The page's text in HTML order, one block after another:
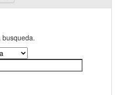
busqueda.